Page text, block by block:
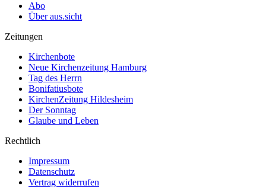
Abo
Über aus.sicht
Zeitungen
Kirchenbote
Neue Kirchenzeitung Hamburg
Tag des Herrn
Bonifatiusbote
KirchenZeitung Hildesheim
Der Sonntag
Glaube und Leben
Rechtlich
Impressum
Datenschutz
Vertrag widerrufen